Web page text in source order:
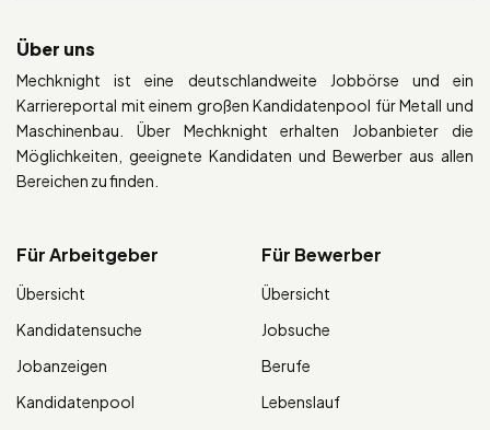
Über uns
Mechknight ist eine deutschlandweite Jobbörse und ein
Karriereportal mit einem großen Kandidatenpool für Metall und
Maschinenbau. Über Mechknight erhalten Jobanbieter die
Möglichkeiten, geeignete Kandidaten und Bewerber aus allen
Bereichen zu finden.
Für Arbeitgeber
Übersicht
Kandidatensuche
Jobanzeigen
Kandidatenpool
Für Bewerber
Übersicht
Jobsuche
Berufe
Lebenslauf